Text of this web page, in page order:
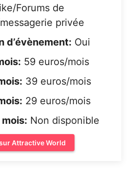
Forums de
privée
d’évènement: Oui
59 euros/mois
39 euros/mois
29 euros/mois
Non disponible
Attractive World